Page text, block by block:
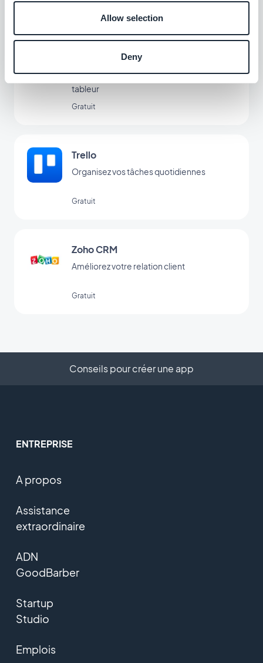
Allow selection
Deny
Microsoft Excel
Organisez et analysez vos données dans un
tableur
Gratuit
Trello
Organisez vos tâches quotidiennes
Gratuit
Zoho CRM
Améliorez votre relation client
Gratuit
Conseils pour créer une app
ENTREPRISE
A propos
Assistance
extraordinaire
ADN
GoodBarber
Startup
Studio
Emplois